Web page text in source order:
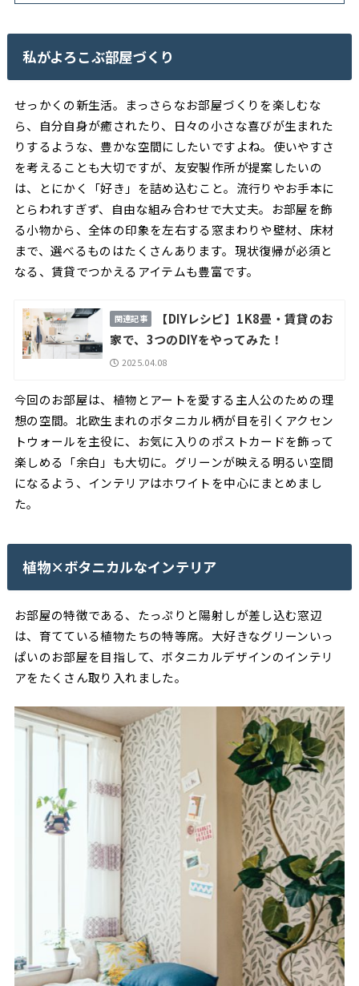
私がよろこぶ部屋づくり
せっかくの新生活。まっさらなお部屋づくりを楽しむな
ら、自分自身が癒されたり、日々の小さな喜びが生まれた
りするような、豊かな空間にしたいですよね。使いやすさ
を考えることも大切ですが、友安製作所が提案したいの
は、とにかく「好き」を詰め込むこと。流行りやお手本に
とらわれすぎず、自由な組み合わせで大丈夫。お部屋を飾
る小物から、全体の印象を左右する窓まわりや壁材、床材
まで、選べるものはたくさんあります。現状復帰が必須と
なる、賃貸でつかえるアイテムも豊富です。
【DIYレシピ】1K8畳・賃貸のお
家で、3つのDIYをやってみた！
2025.04.08
今回のお部屋は、植物とアートを愛する主人公のための理
想の空間。北欧生まれのボタニカル柄が目を引くアクセン
トウォールを主役に、お気に入りのポストカードを飾って
楽しめる「余白」も大切に。グリーンが映える明るい空間
になるよう、インテリアはホワイトを中心にまとめまし
た。
植物×ボタニカルなインテリア
お部屋の特徴である、たっぷりと陽射しが差し込む窓辺
は、育てている植物たちの特等席。大好きなグリーンいっ
ぱいのお部屋を目指して、ボタニカルデザインのインテリ
アをたくさん取り入れました。